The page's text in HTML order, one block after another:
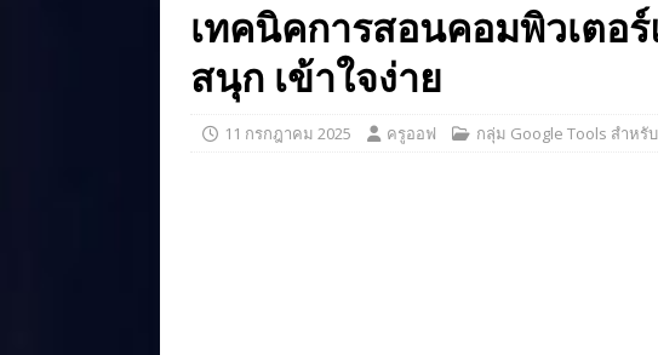
เทคนิคการสอนคอมพิวเตอ
สนุก เข้าใจง่าย
11 กรกฎาคม 2025 ครูออฟ กลุ่ม Google Tools สำหรั